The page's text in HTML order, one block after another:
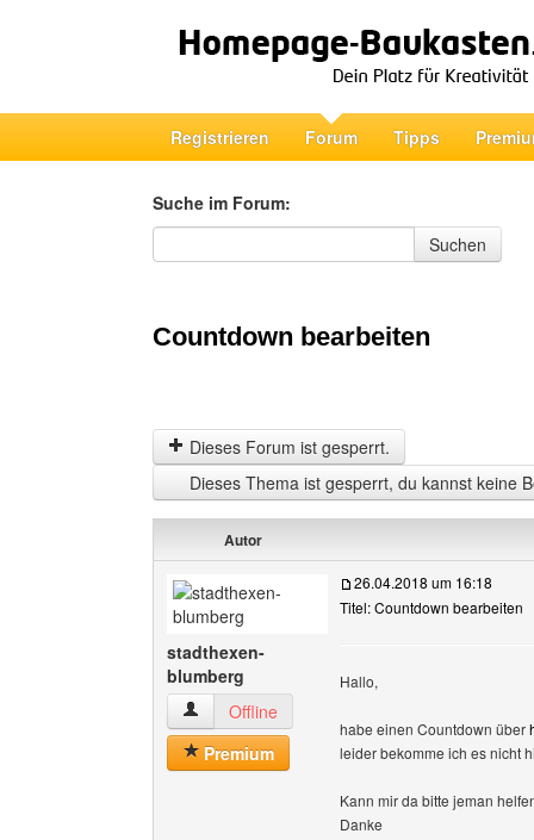
Registrieren Forum Tipps
Suche im Forum:
Suche im Forum
Suchen
Countdown bearbeiten
Dieses Forum ist gesperrt.
Dieses Thema ist gesperrt, du kannst keine
Autor
stadthexen-
blumberg
stadthexen-blumberg Benutzer-Profile
Offline
Premium
26.04.2018 um 16:18
Titel: Countdown bearbeiten
Hallo,
habe einen Countdown über
leider bekomme ich es nicht
Kann mir da bitte jeman
Danke